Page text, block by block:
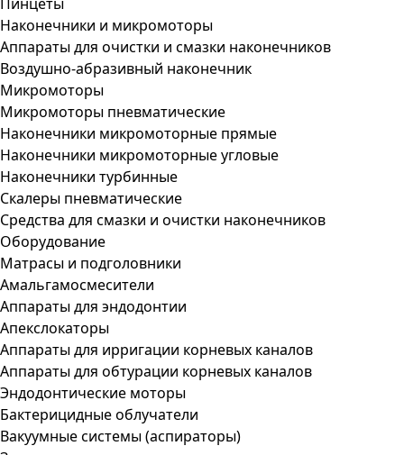
Наконечники и микромоторы
Аппараты для очистки и смазки наконечников
Воздушно-абразивный наконечник
Микромоторы
Микромоторы пневматические
Наконечники микромоторные прямые
Наконечники микромоторные угловые
Наконечники турбинные
Скалеры пневматические
Средства для смазки и очистки наконечников
Оборудование
Матрасы и подголовники
Амальгамосмесители
Аппараты для эндодонтии
Апекслокаторы
Аппараты для ирригации корневых каналов
Аппараты для обтурации корневых каналов
Эндодонтические моторы
Бактерицидные облучатели
Вакуумные системы (аспираторы)